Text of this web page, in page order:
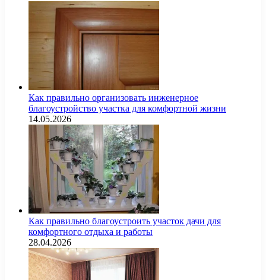
Как правильно организовать инженерное
благоустройство участка для комфортной жизни
14.05.2026
Как правильно благоустроить участок дачи для
комфортного отдыха и работы
28.04.2026